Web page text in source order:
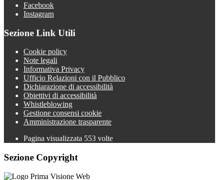
Facebook
Instagram
Sezione Link Utili
Cookie policy
Note legali
Informativa Privacy
Ufficio Relazioni con il Pubblico
Dichiarazione di accessibilità
Obiettivi di accessibilità
Whistleblowing
Gestione consensi cookie
Amministrazione trasparente
Pagina visualizzata 553 volte
Sezione Copyright